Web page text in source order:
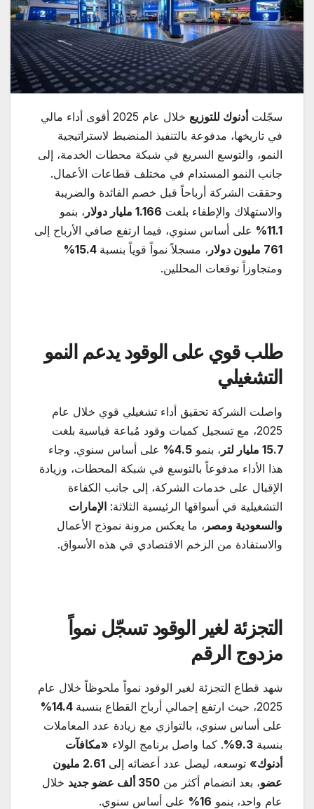
سجّلت أدنوك للتوزيع
خلال عام 2025 أقوى أداء مالي
في تاريخها، مدفوعة بالتنفيذ المنضبط لاستراتيجية
النمو، والتوسع السريع في شبكة محطات الخدمة، إلى
جانب النمو المستدام في مختلف قطاعات الأعمال.
وحققت الشركة أرباحاً قبل خصم الفائدة والضريبة
والاستهلاك والإطفاء بلغت 1.166 مليار دولار ، بنمو
11.1%
على أساس سنوي، فيما ارتفع صافي الأرباح إلى
761 مليون دولار ، مسجلاً نمواً قوياً بنسبة15.4%
ومتجاوزاً توقعات المحللين.
طلب قوي على الوقود يدعم النمو
التشغيلي
واصلت الشركة تحقيق أداء تشغيلي قوي خلال عام
2025، مع تسجيل كميات وقود مُباعة قياسية بلغت
15.7 مليار لتر ، بنمو 4.5%
على أساس سنوي. وجاء
هذا الأداء مدفوعاً بالتوسع في شبكة المحطات، وزيادة
الإقبال على خدمات الشركة، إلى جانب الكفاءة
التشغيلية في أسواقها الرئيسية الثلاثة: الإمارات
والسعودية ومصر ، ما يعكس مرونة نموذج الأعمال
والاستفادة من الزخم الاقتصادي في هذه الأسواق.
التجزئة لغير الوقود تسجّل نمواً
مزدوج الرقم
شهد قطاع التجزئة لغير الوقود نمواً ملحوظاً خلال عام
2025، حيث ارتفع إجمالي أرباح القطاع بنسبة
14.4%
على أساس سنوي، بالتوازي مع زيادة عدد المعاملات
بنسبة 9.3% . كما واصل برنامج الولاء «مكافآت
أدنوك» توسعه، ليصل عدد أعضائه إلى 2.61 مليون
عضو، بعد انضمام أكثر من 350 ألف عضو جديد خلال
عام واحد، بنمو 16% على أساس سنوي.